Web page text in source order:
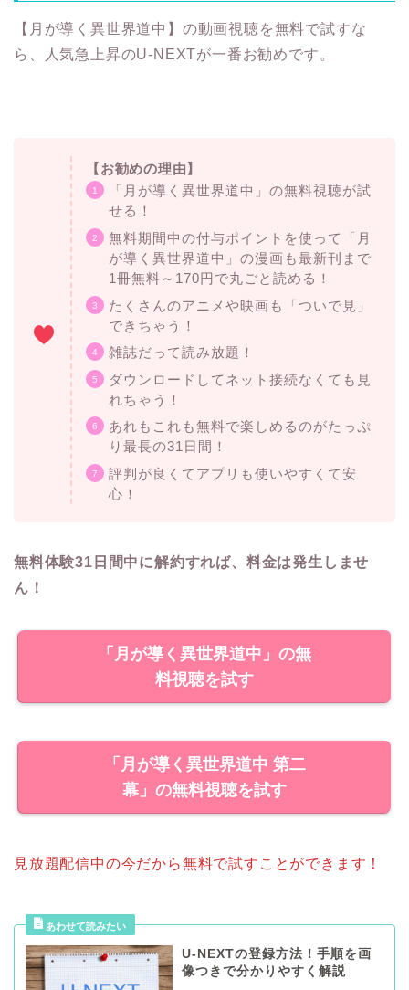
【月が導く異世界道中】の動画視聴を無料で試すな
ら、人気急上昇のU-NEXTが一番お勧めです。
【お勧めの理由】
「月が導く異世界道中」の無料視聴が試
せる！
無料期間中の付与ポイントを使って「月
が導く異世界道中」の漫画も最新刊まで
1冊無料～170円で丸ごと読める！
たくさんのアニメや映画も「ついで見」
できちゃう！
雑誌だって読み放題！
ダウンロードしてネット接続なくても見
れちゃう！
あれもこれも無料で楽しめるのがたっぷ
り最長の31日間！
評判が良くてアプリも使いやすくて安
心！
無料体験31日間中に解約すれば、料金は発生しませ
ん！
「月が導く異世界道中」の無
料視聴を試す
「月が導く異世界道中 第二
幕」の無料視聴を試す
見放題配信中の今だから無料で試すことができます！
U-NEXTの登録方法！手順を画
像つきで分かりやすく解説